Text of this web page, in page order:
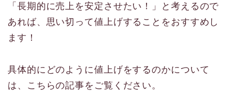
「長期的に売上を安定させたい！」と考えるので
あれば、思い切って値上げすることをおすすめし
ます！
具体的にどのように値上げをするのかについて
は、こちらの記事をご覧ください。